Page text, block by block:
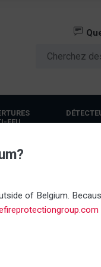
FEU
of Belgium.